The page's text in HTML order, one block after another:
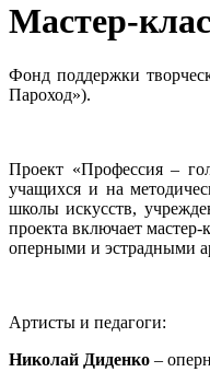
Мастер-
Фонд поддержки
Пароход»).
Проект «Профессия –
учащихся и на
школы искусств,
проекта включает
оперными и эстрадными
Артисты и педагоги:
Николай Диденко –